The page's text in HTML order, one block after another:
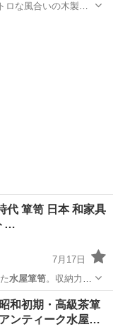
ロな風合いの木製収
代 箪笥 日本 和家具
…
7月17日
水屋箪笥。収納力と
箪笥
和初期・高級茶箪
ンティーク水屋…